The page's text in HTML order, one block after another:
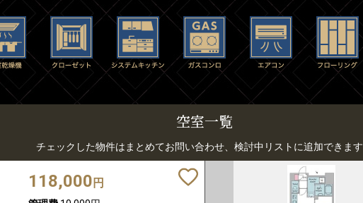
空室一覧
チェックした物件はまとめてお問い合わせ、検討中リストに追加できま
118,000 円